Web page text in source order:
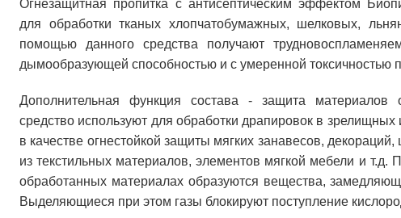
Огнезащитная пропитка с антисептическим эффектом
для обработки тканых хлопчатобумажных, шелковых,
помощью данного средства получают
дымообразующей способностью и с умеренной токсичностью
Дополнительная функция состава - защита материалов
средство используют для обработки драпировок в зрелищных
в качестве огнестойкой защиты мягких занавесов,
из текстильных материалов, элементов мягкой мебели и т.д.
обработанных материалах образуются вещества,
Выделяющиеся при этом газы блокируют поступление